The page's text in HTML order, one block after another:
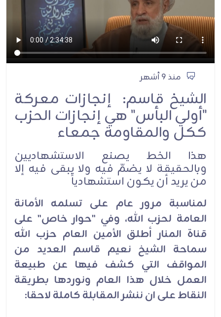
منذ 9 أشهر
الشيخ قاسم: إنجازات معركة
"أولي البأس" هي إنجازات الحزب
ككل والمقاومة جمعاء
هذا الخط يصنع الاستشهاديين
وبالحقيقة لا يضمّ فيه ولا يبقى فيه إلا
من يريد أن يكون استشهادياً
لمناسبة مرور عام على تسلمه الأمانة
العامة لحزب الله، وفي "حوار خاص" على
قناة المنار أطلق الأمين العام حزب الله
سماحة الشيخ نعيم قاسم العديد من
المواقف التي كشف فيها عن طبيعة
العمل خلال هذا العام ونوردها بطريقة
النقاط على ان ننشر المقابلة كاملة لاحقا: